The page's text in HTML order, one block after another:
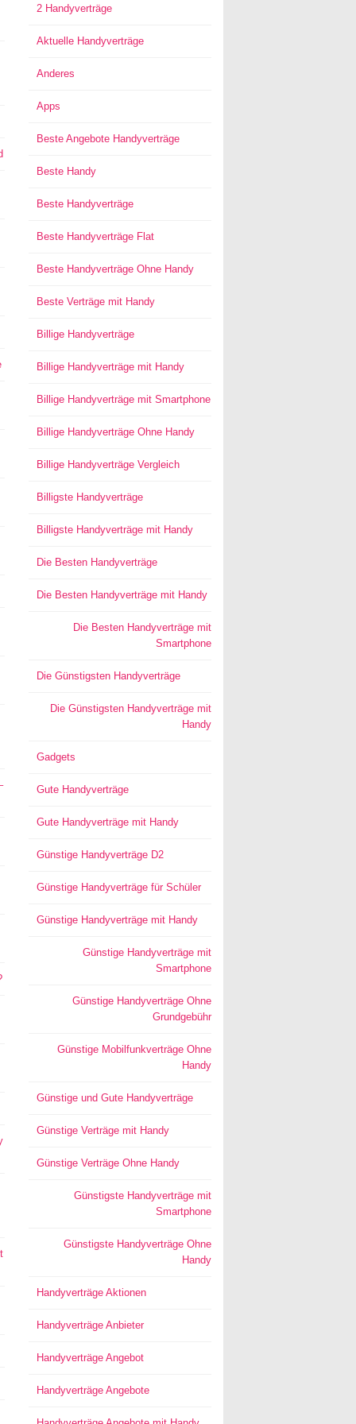
2 Handyverträge
Aktuelle Handyverträge
Anderes
Apps
Beste Angebote Handyverträge
Beste Handy
Beste Handyverträge
Beste Handyverträge Flat
Beste Handyverträge Ohne Handy
Beste Verträge mit Handy
Billige Handyverträge
Billige Handyverträge mit Handy
Billige Handyverträge mit Smartphone
Billige Handyverträge Ohne Handy
Billige Handyverträge Vergleich
Billigste Handyverträge
Billigste Handyverträge mit Handy
Die Besten Handyverträge
Die Besten Handyverträge mit Handy
Die Besten Handyverträge mit
Smartphone
Die Günstigsten Handyverträge
Die Günstigsten Handyverträge mit
Handy
Gadgets
Gute Handyverträge
Gute Handyverträge mit Handy
Günstige Handyverträge D2
Günstige Handyverträge für Schüler
Günstige Handyverträge mit Handy
Günstige Handyverträge mit
Smartphone
Günstige Handyverträge Ohne
Grundgebühr
Günstige Mobilfunkverträge Ohne
Handy
Günstige und Gute Handyverträge
Günstige Verträge mit Handy
Günstige Verträge Ohne Handy
Günstigste Handyverträge mit
Smartphone
Günstigste Handyverträge Ohne
Handy
Handyverträge Aktionen
Handyverträge Anbieter
Handyverträge Angebot
Handyverträge Angebote